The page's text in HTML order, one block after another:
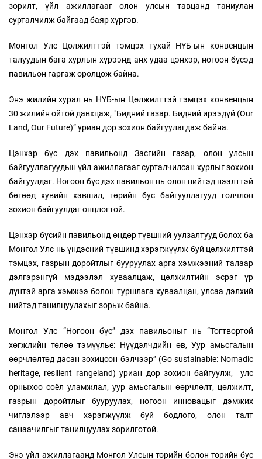
зорилт, үйл ажиллагааг олон улсын тавцанд таниулан
сурталчилж байгаад баяр хүргэв.
Монгол Улс Цөлжилттэй тэмцэх тухай НҮБ-ын конвенцын
талуудын бага хурлын хүрээнд анх удаа цэнхэр, ногоон бүсэд
павильон гаргаж оролцож байна.
Энэ жилийн хурал нь НҮБ-ын Цөлжилттэй тэмцэх конвенцын
30 жилийн ойтой давхцаж, "Бидний газар. Бидний ирээдүй (Our
Land, Our Future)” уриан дор зохион байгуулагдаж байна.
Цэнхэр бүс дэх павильонд Засгийн газар, олон улсын
байгууллагуудын үйл ажиллагааг сурталчилсан хурлыг зохион
байгуулдаг. Ногоон бүс дэх павильон нь олон нийтэд нээлттэй
бөгөөд хувийн хэвшил, төрийн бус байгууллагууд голчлон
зохион байгуулдаг онцлогтой.
Цэнхэр бүсийн павильонд өндөр түвшний уулзалтууд болох ба
Монгол Улс нь үндэсний түвшинд хэрэгжүүлж буй цөлжилттэй
тэмцэх, газрын доройтлыг бууруулах арга хэмжээний талаар
дэлгэрэнгүй мэдээлэл хуваалцаж, цөлжилтийн эсрэг үр
дүнтэй арга хэмжээ болон туршлага хуваалцан, улсаа дэлхий
нийтэд танилцуулахыг зорьж байна.
Монгол Улс “Ногоон бүс” дэх павильоныг нь “Тогтвортой
хөгжлийн төлөө тэмүүлье: Нүүдэлчдийн өв, Уур амьсгалын
өөрчлөлтөд дасан зохицсон бэлчээр” (Go sustainable: Nomadic
heritage, resilient rangeland) уриан дор зохион байгуулж, улс
орныхоо соёл уламжлал, уур амьсгалын өөрчлөлт, цөлжилт,
газрын доройтлыг бууруулах, ногоон инновацыг дэмжих
чиглэлээр авч хэрэгжүүлж буй бодлого, олон талт
санаачилгыг танилцуулах зорилготой.
Энэ үйл ажиллагаанд Монгол Улсын төрийн болон төрийн бус